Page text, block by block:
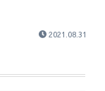
2021.08.31